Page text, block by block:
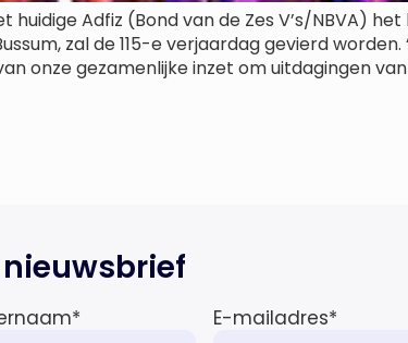
huidige Adfiz (Bond van de Zes V’s/NBVA)
zal de 115-e verjaardag gevierd
onze gezamenlijke inzet om uitdagingen
* E-mailadres*